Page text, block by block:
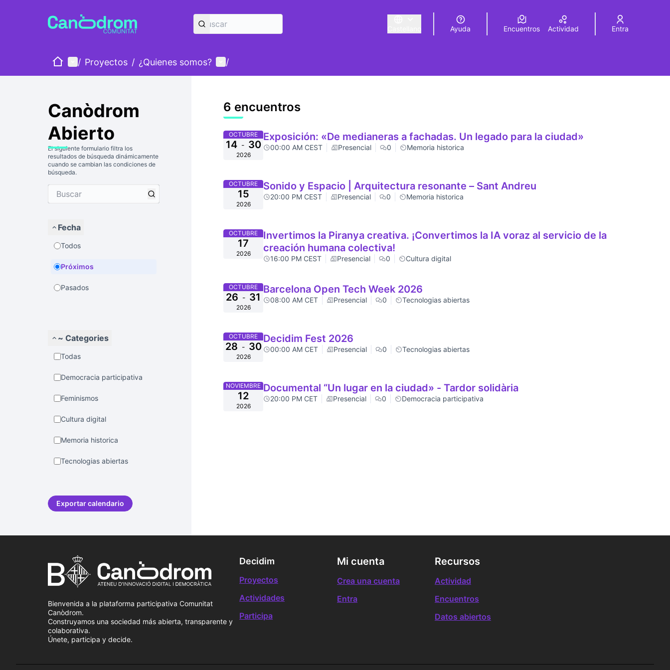
Triar la llengua Elegir el idioma Choose language
Ayuda Encuentros Actividad Entra
InicioMenú principal
/ Proyectos / ¿Quienes somos? Menú de usuario
/
Canòdrom
Abierto
El siguiente formulario filtra los
resultados de búsqueda dinámicamente
cuando se cambian las condiciones de
búsqueda.
Fecha
Todos
Próximos
Pasados
~ Categories
Todas
Democracia participativa
Feminismos
Cultura digital
Memoria historica
Tecnologias abiertas
Exportar calendario
6 encuentros
OCTUBRE
14 - 30
2026
Exposición: «De medianeras a fachadas. Un legado para la ciudad»
00:00 AM CEST Presencial 0 Memoria historica
OCTUBRE
15
2026
Sonido y Espacio | Arquitectura resonante – Sant Andreu
20:00 PM CEST Presencial 0 Memoria historica
OCTUBRE
17
2026
Invertimos la Piranya creativa. ¡Convertimos la IA voraz al servicio de la
creación humana colectiva!
16:00 PM CEST Presencial 0 Cultura digital
OCTUBRE
26 - 31
2026
Barcelona Open Tech Week 2026
08:00 AM CET Presencial 0 Tecnologias abiertas
OCTUBRE
28 - 30
2026
Decidim Fest 2026
00:00 AM CET Presencial 0 Tecnologias abiertas
NOVIEMBRE
12
2026
Documental “Un lugar en la ciudad» - Tardor solidària
20:00 PM CET Presencial 0 Democracia participativa
Bienvenida a la plataforma participativa Comunitat
Canòdrom.
Construyamos una sociedad más abierta, transparente y
colaborativa.
Únete, participa y decide.
Decidim
Proyectos
Actividades
Participa
Mi cuenta
Crea una cuenta
Entra
Recursos
Actividad
Encuentros
Datos abiertos